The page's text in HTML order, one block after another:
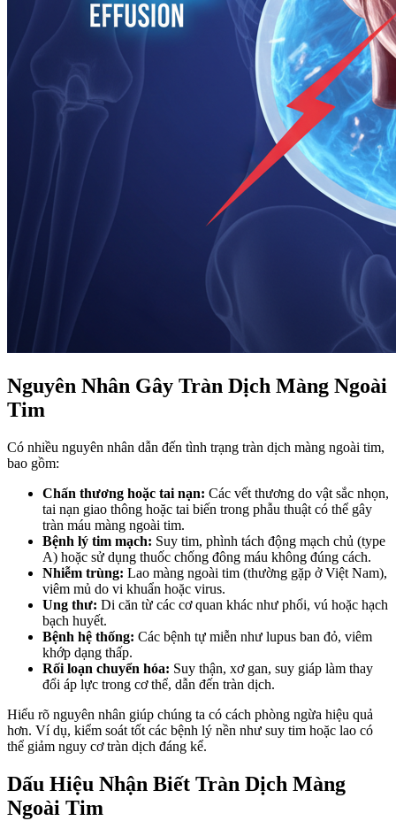
Nguyên Nhân Gây Tràn Dịch Màng Ngoài
Tim
Có nhiều nguyên nhân dẫn đến tình trạng tràn dịch màng ngoài tim,
bao gồm:
Chấn thương hoặc tai nạn: Các vết thương do vật sắc nhọn,
tai nạn giao thông hoặc tai biến trong phẫu thuật có thể gây
tràn máu màng ngoài tim.
Bệnh lý tim mạch: Suy tim, phình tách động mạch chủ (type
A) hoặc sử dụng thuốc chống đông máu không đúng cách.
Nhiễm trùng: Lao màng ngoài tim (thường gặp ở Việt Nam),
viêm mủ do vi khuẩn hoặc virus.
Ung thư: Di căn từ các cơ quan khác như phổi, vú hoặc hạch
bạch huyết.
Bệnh hệ thống: Các bệnh tự miễn như lupus ban đỏ, viêm
khớp dạng thấp.
Rối loạn chuyển hóa: Suy thận, xơ gan, suy giáp làm thay
đổi áp lực trong cơ thể, dẫn đến tràn dịch.
Hiểu rõ nguyên nhân giúp chúng ta có cách phòng ngừa hiệu quả
hơn. Ví dụ, kiểm soát tốt các bệnh lý nền như suy tim hoặc lao có
thể giảm nguy cơ tràn dịch đáng kể.
Dấu Hiệu Nhận Biết Tràn Dịch Màng
Ngoài Tim